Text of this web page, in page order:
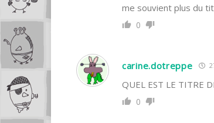
me souvient plus du
0
carine.dotreppe
QUEL EST LE TITRE
0